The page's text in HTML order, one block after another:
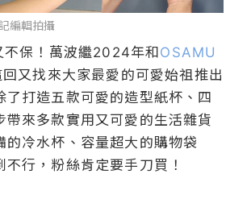
編輯拍攝
保！萬波繼2024年和OSAMU
又找來大家最愛的可愛始祖推出
了打造五款可愛的造型紙杯、四
帶來多款實用又可愛的生活雜貨
的冷水杯、容量超大的購物袋
行，粉絲肯定要手刀買！